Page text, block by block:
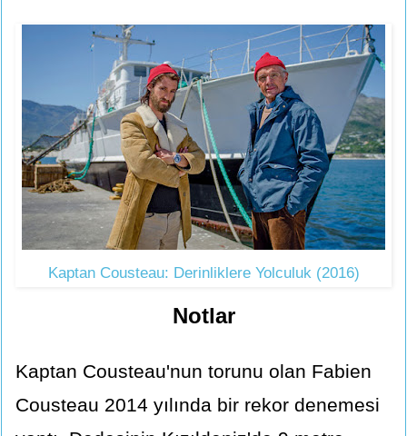
Kaptan Cousteau: Derinliklere Yolculuk (2016)
Notlar
Kaptan Cousteau'nun torunu olan Fabien
Cousteau 2014 yılında bir rekor denemesi